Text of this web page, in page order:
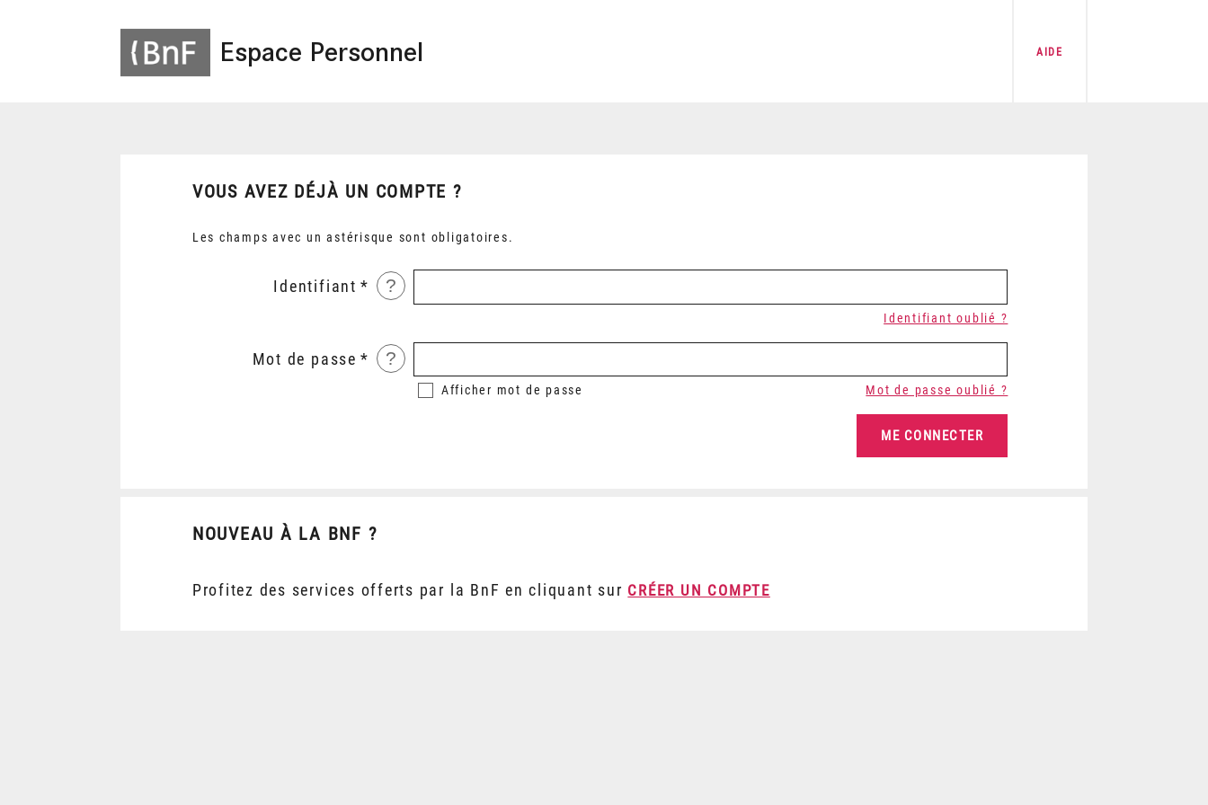
Espace Personnel AIDE
VOUS AVEZ DÉJÀ UN COMPTE ?
Les champs avec un astérisque sont obligatoires.
Identifiant ?
Identifiant oublié ?
Mot de passe ?
Afficher mot de passe Mot de passe oublié ?
NOUVEAU À LA BNF ?
Profitez des services offerts par la BnF en cliquant sur CRÉER UN COMPTE